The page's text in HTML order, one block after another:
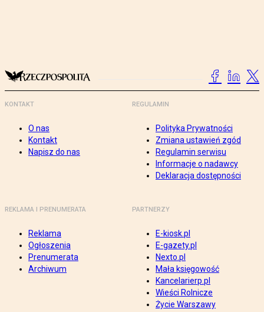
KONTAKT
O nas
Kontakt
Napisz do nas
REGULAMIN
Polityka Prywatności
Zmiana ustawień zgód
Regulamin serwisu
Informacje o nadawcy
Deklaracja dostępności
REKLAMA I PRENUMERATA
Reklama
Ogłoszenia
Prenumerata
Archiwum
PARTNERZY
E-kiosk.pl
E-gazety.pl
Nexto.pl
Mała księgowość
Kancelarierp.pl
Wieści Rolnicze
Życie Warszawy